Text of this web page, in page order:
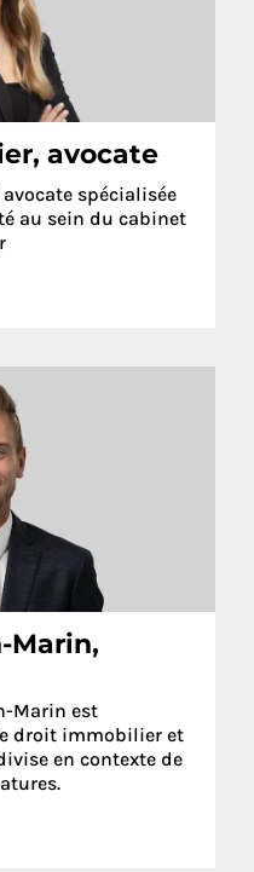
avocate
spécialisée
au sein du cabinet
Marin,
Marin est
droit immobilier et
en contexte de